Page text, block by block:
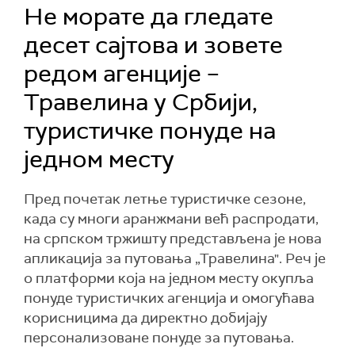
Не морате да гледате
десет сајтова и зовете
редом агенције –
Травелина у Србији,
туристичке понуде на
једном месту
Пред почетак летње туристичке сезоне,
када су многи аранжмани већ распродaти,
на српском тржишту представљена је нова
апликација за путовања „Травелина". Реч је
о платформи која на једном месту окупља
понуде туристичких агенција и омогућава
корисницима да директно добијају
персонализоване понуде за путовања.